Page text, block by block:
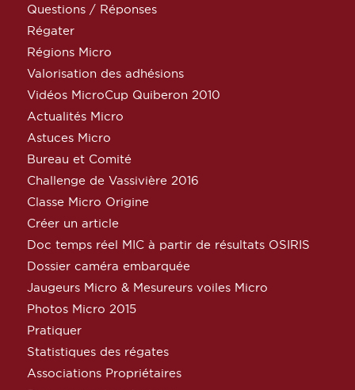
Questions / Réponses
Régater
Régions Micro
Valorisation des adhésions
Vidéos MicroCup Quiberon 2010
Actualités Micro
Astuces Micro
Bureau et Comité
Challenge de Vassivière 2016
Classe Micro Origine
Créer un article
Doc temps réel MIC à partir de résultats OSIRIS
Dossier caméra embarquée
Jaugeurs Micro & Mesureurs voiles Micro
Photos Micro 2015
Pratiquer
Statistiques des régates
Associations Propriétaires